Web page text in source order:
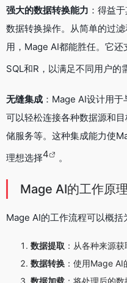
强大的数据转换能力 ：得益
数据转换操作。从简单的过
用，Mage AI都能胜任。它还
SQL和R，以满足不同用户的
无缝集成 ：Mage AI设计用
可以轻松连接各种数据源和
储服务等。这种集成能力使
理想选择4 。
Mage AI的工作原理
Mage AI的工作流程可以概括
数据提取 ：从各种来源获
数据转换 ：使用Mage AI
数据加载 ：将处理后的